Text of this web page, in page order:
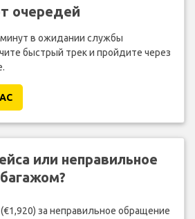
очередей
в ожидании службы
быстрый трек и пройдите через
или неправильное
за неправильное обращение